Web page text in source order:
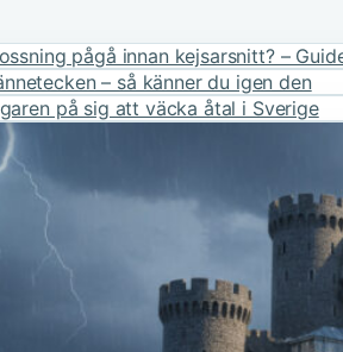
pågå innan kejsarsnitt? –
– så känner du igen den
på sig att väcka åtal i Sverige